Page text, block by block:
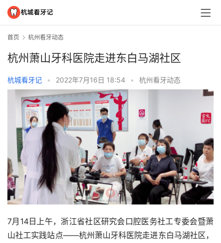
首页 杭州看牙动态
杭州萧山牙科医院走进东白马湖社区
杭城看牙记 • 2022年7月16日 18:54 • 杭州看牙动态
7月14日上午，浙江省社区研究会口腔医务社工专委会暨萧
山社工实践站点——杭州萧山牙科医院走进东白马湖社区，